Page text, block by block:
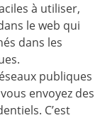
à utiliser,
le web qui
dans les
publiques
envoyez des
C’est